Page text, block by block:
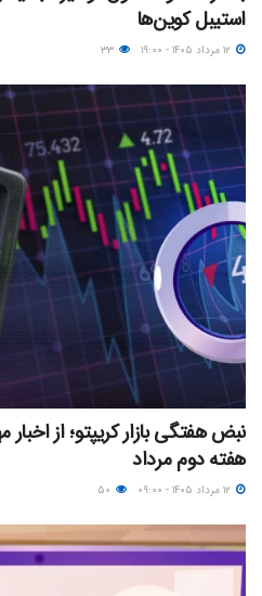
استیبل کوین‌ها
نبض هفتگی بازار کریپتو؛ از
هفته دوم مرداد